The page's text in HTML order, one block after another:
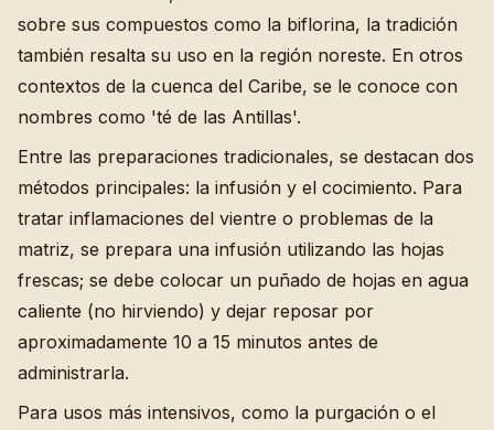
sobre sus compuestos como la biflorina, la tradición
también resalta su uso en la región noreste. En otros
contextos de la cuenca del Caribe, se le conoce con
nombres como 'té de las Antillas'.
Entre las preparaciones tradicionales, se destacan dos
métodos principales: la infusión y el cocimiento. Para
tratar inflamaciones del vientre o problemas de la
matriz, se prepara una infusión utilizando las hojas
frescas; se debe colocar un puñado de hojas en agua
caliente (no hirviendo) y dejar reposar por
aproximadamente 10 a 15 minutos antes de
administrarla.
Para usos más intensivos, como la purgación o el